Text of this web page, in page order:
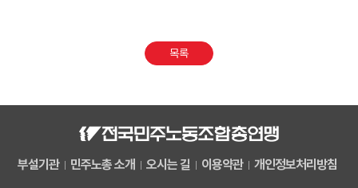
목록
부설기관 민주노총 소개 오시는 길 이용약관 개인정보처리방침